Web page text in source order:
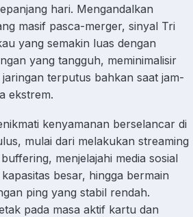
hari. Mengandalkan
masif pasca-merger, sinyal Tri
yang semakin luas dengan
yang tangguh, meminimalisir
terputus bahkan saat jam-
ekstrem.
kenyamanan berselancar di
mulai dari melakukan streaming
menjelajahi media sosial
besar, hingga bermain
ping yang stabil rendah.
pada masa aktif kartu dan